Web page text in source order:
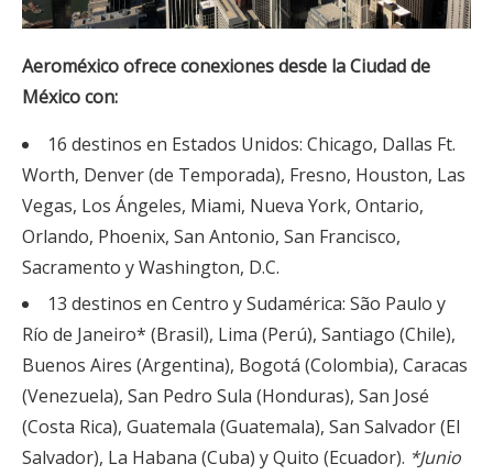
Aeroméxico ofrece conexiones desde la Ciudad de
México con:
16 destinos en Estados Unidos: Chicago, Dallas Ft.
Worth, Denver (de Temporada), Fresno, Houston, Las
Vegas, Los Ángeles, Miami, Nueva York, Ontario,
Orlando, Phoenix, San Antonio, San Francisco,
Sacramento y Washington, D.C.
13 destinos en Centro y Sudamérica: São Paulo y
Río de Janeiro* (Brasil), Lima (Perú), Santiago (Chile),
Buenos Aires (Argentina), Bogotá (Colombia), Caracas
(Venezuela), San Pedro Sula (Honduras), San José
(Costa Rica), Guatemala (Guatemala), San Salvador (El
Salvador), La Habana (Cuba) y Quito (Ecuador). *Junio